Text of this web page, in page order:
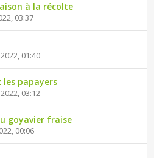
à la récolte
03:37
01:40
les papayers
03:12
goyavier fraise
00:06